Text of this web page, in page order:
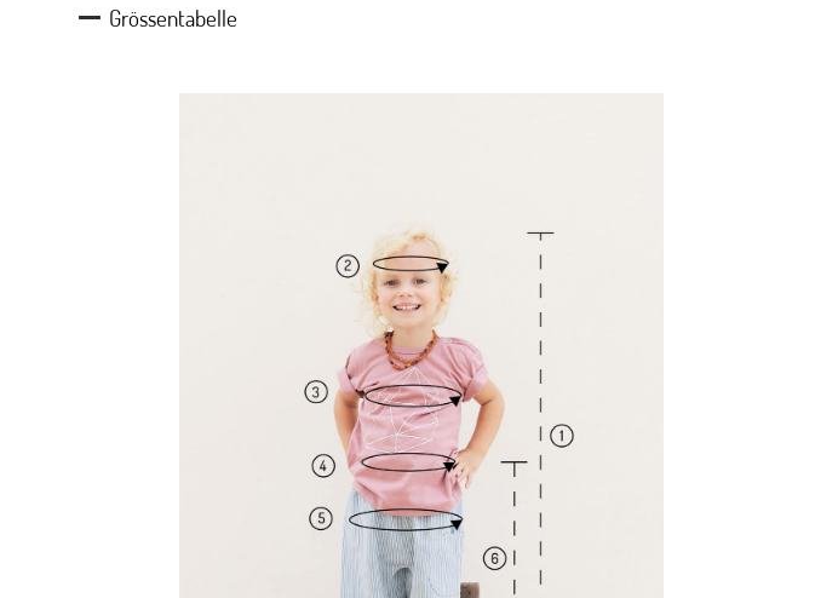
Grössentabelle